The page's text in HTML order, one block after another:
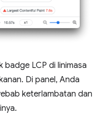
badge LCP di linimasa
Di panel, Anda
keterlambatan dan